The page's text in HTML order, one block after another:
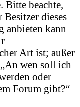
Bitte beachte,
dieses
anbieten kann
Art ist; außer
wen soll ich
oder
Forum gibt?“